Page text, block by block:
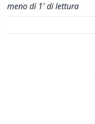
meno di 1' di lettura